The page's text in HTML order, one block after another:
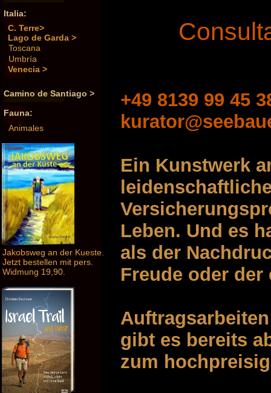
Italia:
C. Terre>
Lago de Garda >
Toscana
Umbría
Venecia >
Camino de Santiago >
Fauna:
Animales
Jakobsweg an der Kueste.
Jetzt bestellen mit pers.
Widmung 19,90.
+49 8139 99 45
Ein Kunstwerk
Leben. Und es
als der
Freude oder
gibt es bereits
zum